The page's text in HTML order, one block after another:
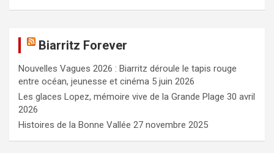
Biarritz Forever
Nouvelles Vagues 2026 : Biarritz déroule le tapis rouge
entre océan, jeunesse et cinéma 5 juin 2026
Les glaces Lopez, mémoire vive de la Grande Plage 30 avril
2026
Histoires de la Bonne Vallée 27 novembre 2025